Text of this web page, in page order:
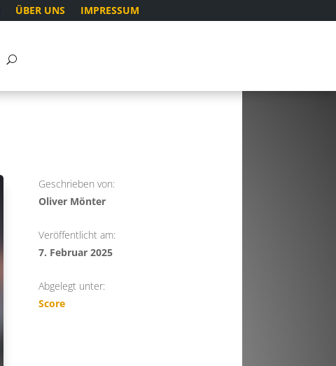
ÜBER UNS IMPRESSUM
Geschrieben von:
Oliver Mönter
Veröffentlicht am:
7. Februar 2025
Abgelegt unter:
Score